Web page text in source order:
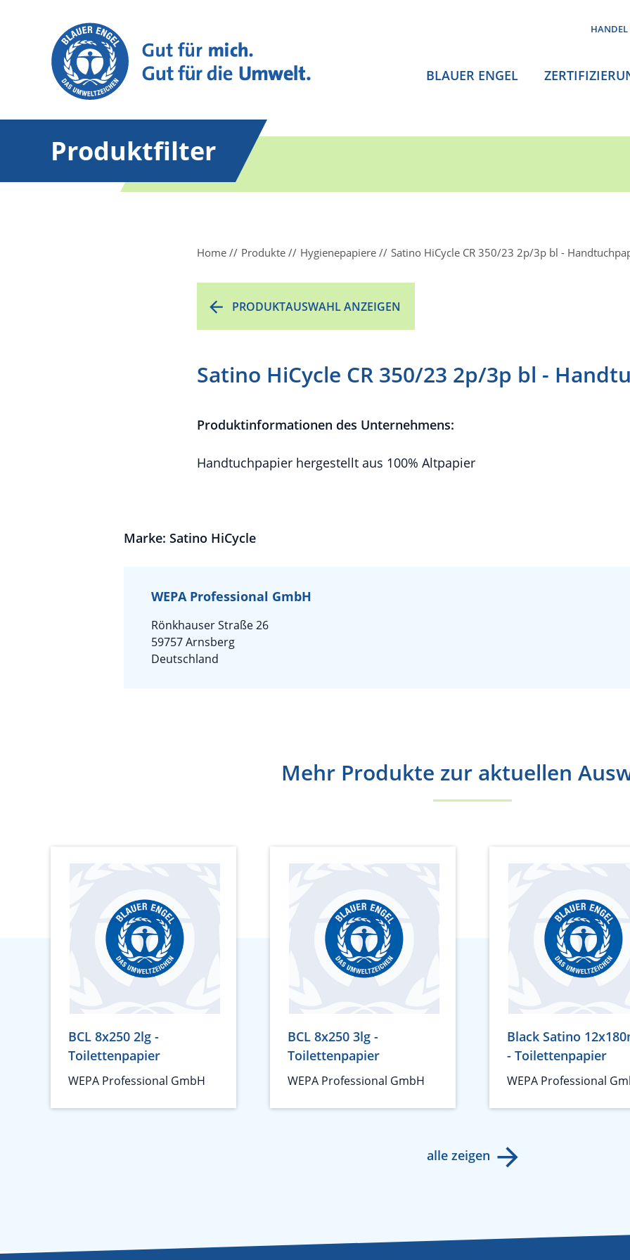
HANDEL
BLAUER ENGEL
Produktfilter
Home Produkte Hygienepapiere Satino HiCycle CR 350/23 2p/3p bl -
PRODUKTAUSWAHL ANZEIGEN
Satino HiCycle CR 350/23 2p/3p bl -
Produktinformationen des Unternehmens:
Handtuchpapier hergestellt aus 100% Altpapier
Marke: Satino HiCycle
WEPA Professional GmbH
Rönkhauser Straße 26
59757 Arnsberg
Deutschland
Mehr Produkte zur aktuellen
BCL 8x250 2lg -
Toilettenpapier
WEPA Professional GmbH
BCL 8x250 3lg -
Toilettenpapier
WEPA Professional GmbH
Black Satino
- Toilettenpapier
WEPA Professional
alle zeigen